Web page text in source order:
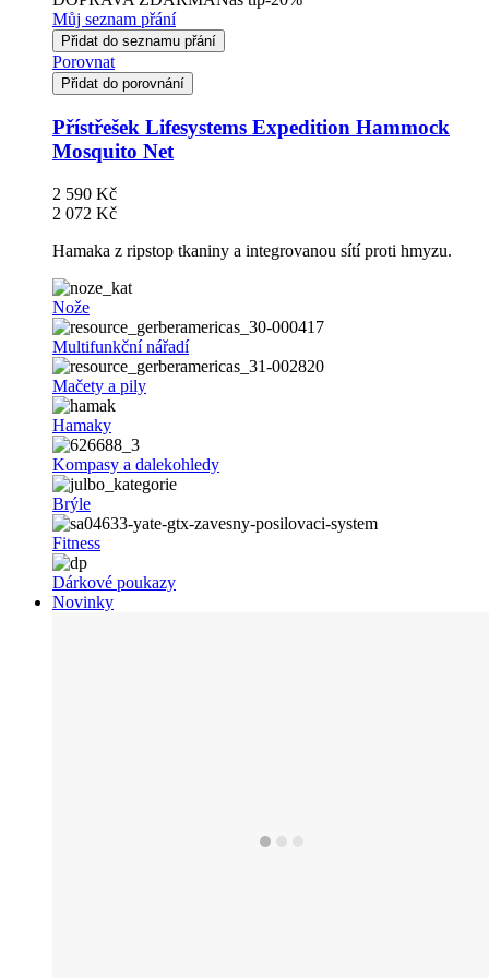
Můj seznam přání
Přidat do seznamu přání
Porovnat
Přidat do porovnání
Přístřešek Lifesystems Expedition Hammock
Mosquito Net
2 590 Kč
2 072 Kč
Hamaka z ripstop tkaniny a integrovanou sítí proti hmyzu.
Nože
Multifunkční nářadí
Mačety a pily
Hamaky
Kompasy a dalekohledy
Brýle
Fitness
Dárkové poukazy
Novinky